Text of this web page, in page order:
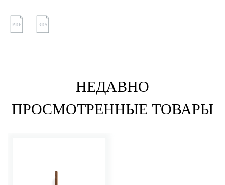
PDF 3DS
НЕДАВНО
ПРОСМОТРЕННЫЕ ТОВАРЫ